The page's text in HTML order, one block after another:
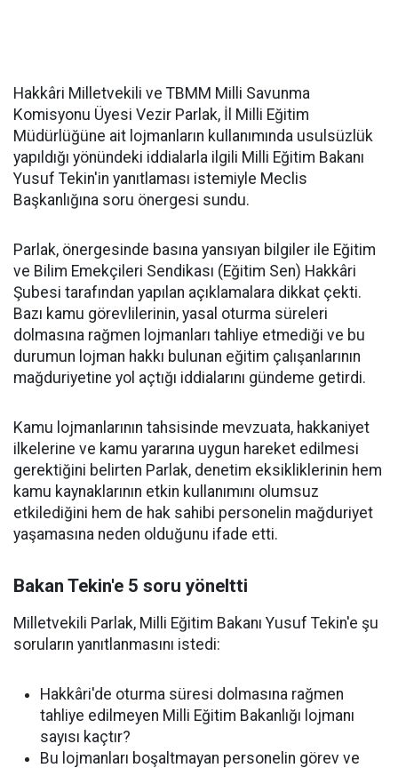
Hakkâri Milletvekili ve TBMM Milli Savunma
Komisyonu Üyesi Vezir Parlak, İl Milli Eğitim
Müdürlüğüne ait lojmanların kullanımında usulsüzlük
yapıldığı yönündeki iddialarla ilgili Milli Eğitim Bakanı
Yusuf Tekin'in yanıtlaması istemiyle Meclis
Başkanlığına soru önergesi sundu.
Parlak, önergesinde basına yansıyan bilgiler ile Eğitim
ve Bilim Emekçileri Sendikası (Eğitim Sen) Hakkâri
Şubesi tarafından yapılan açıklamalara dikkat çekti.
Bazı kamu görevlilerinin, yasal oturma süreleri
dolmasına rağmen lojmanları tahliye etmediği ve bu
durumun lojman hakkı bulunan eğitim çalışanlarının
mağduriyetine yol açtığı iddialarını gündeme getirdi.
Kamu lojmanlarının tahsisinde mevzuata, hakkaniyet
ilkelerine ve kamu yararına uygun hareket edilmesi
gerektiğini belirten Parlak, denetim eksikliklerinin hem
kamu kaynaklarının etkin kullanımını olumsuz
etkilediğini hem de hak sahibi personelin mağduriyet
yaşamasına neden olduğunu ifade etti.
Bakan Tekin'e 5 soru yöneltti
Milletvekili Parlak, Milli Eğitim Bakanı Yusuf Tekin'e şu
soruların yanıtlanmasını istedi:
Hakkâri'de oturma süresi dolmasına rağmen
tahliye edilmeyen Milli Eğitim Bakanlığı lojmanı
sayısı kaçtır?
Bu lojmanları boşaltmayan personelin görev ve